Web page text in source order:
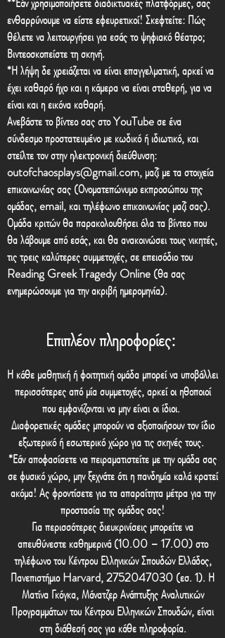
ενθαρρύνουμε να είστε εφευρετικοί! Σκεφτείτε: Πώς
θέλετε να λειτουργήσει για εσάς το ψηφιακό θέατρο;
Βιντεοσκοπείστε τη σκηνή.
*Η λήψη δε χρειάζεται να είναι επαγγελματική, αρκεί να
έχει καθαρό ήχο και η κάμερα να είναι σταθερή, για να
είναι και η εικόνα καθαρή.
Ανεβάστε το βίντεο σας στο YouTube σε ένα
σύνδεσμο προστατευμένο με κωδικό ή ιδιωτικό, και
στείλτε τον στην ηλεκτρονική διεύθυνση:
outofchaosplays@gmail.com, μαζί με τα στοιχεία
επικοινωνίας σας (Ονοματεπώνυμο εκπροσώπου της
ομάδας, email, και τηλέφωνο επικοινωνίας μαζί σας).
Ομάδα κριτών θα παρακολουθήσει όλα τα βίντεο που
θα λάβουμε από εσάς, και θα ανακοινώσει τους νικητές,
τις τρεις καλύτερες συμμετοχές, σε επεισόδιο του
Reading Greek Tragedy Online (θα σας
ενημερώσουμε για την ακριβή ημερομηνία).
Επιπλέον πληροφορίες:
Η κάθε μαθητική ή φοιτητική ομάδα μπορεί να υποβάλλει
περισσότερες από μία συμμετοχές, αρκεί οι ηθοποιοί
που εμφανίζονται να μην είναι οι ίδιοι.
Διαφορετικές ομάδες μπορούν να αξιοποιήσουν τον ίδιο
εξωτερικό ή εσωτερικό χώρο για τις σκηνές τους.
*Εάν αποφασίσετε να πειραματιστείτε με την ομάδα σας
σε φυσικό χώρο, μην ξεχνάτε ότι η πανδημία καλά κρατεί
ακόμα! Ας φροντίσετε για τα απαραίτητα μέτρα για την
προστασία της ομάδας σας!
Για περισσότερες διευκρινίσεις μπορείτε να
απευθύνεστε καθημερινά (10.00 – 17.00) στο
τηλέφωνο του Κέντρου Ελληνικών Σπουδών Ελλάδος,
Πανεπιστήμιο Harvard, 2752047030 (εσ. 1). Η
Ματίνα Γκόγκα, Μάνατζερ Ανάπτυξης Αναλυτικών
Προγραμμάτων του Κέντρου Ελληνικών Σπουδών, είναι
στη διάθεσή σας για κάθε πληροφορία.